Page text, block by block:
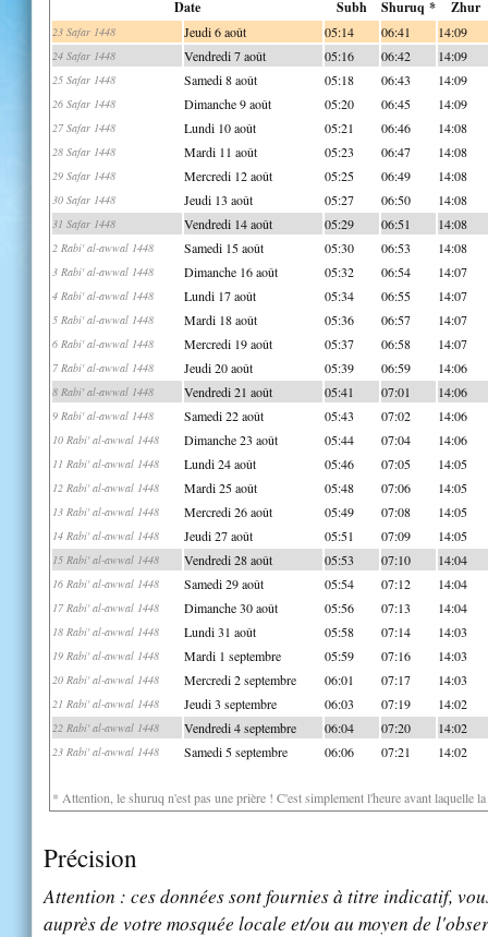
Date Subh Shuruq * Zhur
23 Safar 1448 Jeudi 6 août 05:14 06:41 14:09
24 Safar 1448 Vendredi 7 août 05:16 06:42 14:09
25 Safar 1448 Samedi 8 août 05:18 06:43 14:09
26 Safar 1448 Dimanche 9 août 05:20 06:45 14:09
27 Safar 1448 Lundi 10 août 05:21 06:46 14:08
28 Safar 1448 Mardi 11 août 05:23 06:47 14:08
29 Safar 1448 Mercredi 12 août 05:25 06:49 14:08
30 Safar 1448 Jeudi 13 août 05:27 06:50 14:08
31 Safar 1448 Vendredi 14 août 05:29 06:51 14:08
2 Rabi' al-awwal 1448 Samedi 15 août 05:30 06:53 14:08
3 Rabi' al-awwal 1448 Dimanche 16 août 05:32 06:54 14:07
4 Rabi' al-awwal 1448 Lundi 17 août 05:34 06:55 14:07
5 Rabi' al-awwal 1448 Mardi 18 août 05:36 06:57 14:07
6 Rabi' al-awwal 1448 Mercredi 19 août 05:37 06:58 14:07
7 Rabi' al-awwal 1448 Jeudi 20 août 05:39 06:59 14:06
8 Rabi' al-awwal 1448 Vendredi 21 août 05:41 07:01 14:06
9 Rabi' al-awwal 1448 Samedi 22 août 05:43 07:02 14:06
10 Rabi' al-awwal 1448 Dimanche 23 août 05:44 07:04 14:06
11 Rabi' al-awwal 1448 Lundi 24 août 05:46 07:05 14:05
12 Rabi' al-awwal 1448 Mardi 25 août 05:48 07:06 14:05
13 Rabi' al-awwal 1448 Mercredi 26 août 05:49 07:08 14:05
14 Rabi' al-awwal 1448 Jeudi 27 août 05:51 07:09 14:05
15 Rabi' al-awwal 1448 Vendredi 28 août 05:53 07:10 14:04
16 Rabi' al-awwal 1448 Samedi 29 août 05:54 07:12 14:04
17 Rabi' al-awwal 1448 Dimanche 30 août 05:56 07:13 14:04
18 Rabi' al-awwal 1448 Lundi 31 août 05:58 07:14 14:03
19 Rabi' al-awwal 1448 Mardi 1 septembre 05:59 07:16 14:03
20 Rabi' al-awwal 1448 Mercredi 2 septembre 06:01 07:17 14:03
21 Rabi' al-awwal 1448 Jeudi 3 septembre 06:03 07:19 14:02
22 Rabi' al-awwal 1448 Vendredi 4 septembre 06:04 07:20 14:02
23 Rabi' al-awwal 1448 Samedi 5 septembre 06:06 07:21 14:02
* Attention, le shuruq n'est pas une prière ! C'est simplement l'heure avant laquelle
Précision
Attention : ces données sont fournies à titre indicatif,
auprès de votre mosquée locale et/ou au moyen de